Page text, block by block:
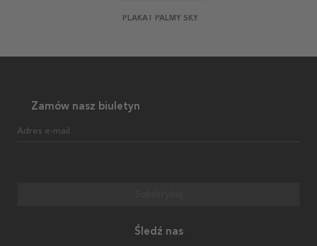
PLAKAT PALMY SKY
Zamów nasz biuletyn
Adres e-mail
Śledź nas